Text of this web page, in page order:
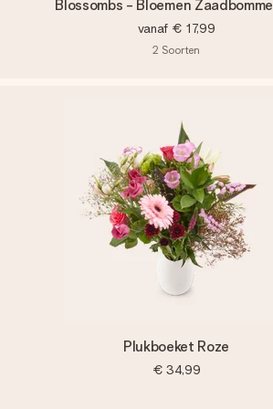
Blossombs - Bloemen
vanaf € 17,99
2 Soorten
Plukboeket Roze
€ 34,99